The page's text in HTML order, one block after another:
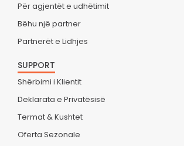
Për agjentët e udhëtimit
Bëhu një partner
Partnerët e Lidhjes
SUPPORT
Shërbimi i Klientit
Deklarata e Privatësisë
Termat & Kushtet
Oferta Sezonale